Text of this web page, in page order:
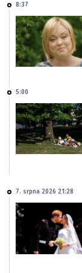
8:37
5:00
7. srpna 2026 21:28